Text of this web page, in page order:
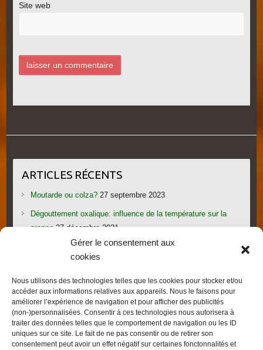
Gérer le consentement aux
cookies
Nous utilisons des technologies telles que les cookies pour stocker et/ou
accéder aux informations relatives aux appareils. Nous le faisons pour
améliorer l’expérience de navigation et pour afficher des publicités
(non-)personnalisées. Consentir à ces technologies nous autorisera à
traiter des données telles que le comportement de navigation ou les ID
uniques sur ce site. Le fait de ne pas consentir ou de retirer son
consentement peut avoir un effet négatif sur certaines fonctonnalités et
Site web
ARTICLES RÉCENTS
Moutarde ou colza? 27 septembre 2023
Dégouttement oxalique: influence de la température sur la
grappe 27 décembre 2021
Le candi provoque l’essaimage: vraiment?
Les villages provençaux du Pays de Fayence 19 septembre
2021